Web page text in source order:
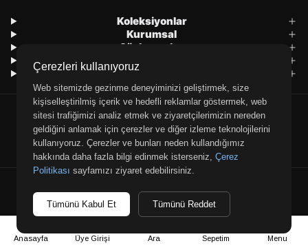
Koleksiyonlar
Kurumsal
Sözleşmeler
İletişim
E-posta WhatsApp Telefon
© 2026 Retrobird — Tüm hakları saklıdır.
Çerezleri kullanıyoruz
Web sitemizde gezinme deneyiminizi geliştirmek, size
kişiselleştirilmiş içerik ve hedefli reklamlar göstermek, web
sitesi trafiğimizi analiz etmek ve ziyaretçilerimizin nereden
geldiğini anlamak için çerezler ve diğer izleme teknolojilerini
kullanıyoruz. Çerezler ve bunları neden kullandığımız
hakkında daha fazla bilgi edinmek isterseniz, Çerez
Politikası sayfamızı ziyaret edebilirsiniz.
Tümünü Kabul Et Tümünü Reddet
Anasayfa Üye Girişi Ara Sepetim Menu